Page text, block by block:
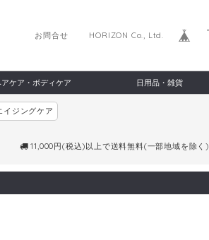
HORIZON Co., Ltd.
お問合せ
ケア・ボディケア 日用品・雑貨
イジングケア
11,000円(税込)以上で送料無料(一部地域を除く)